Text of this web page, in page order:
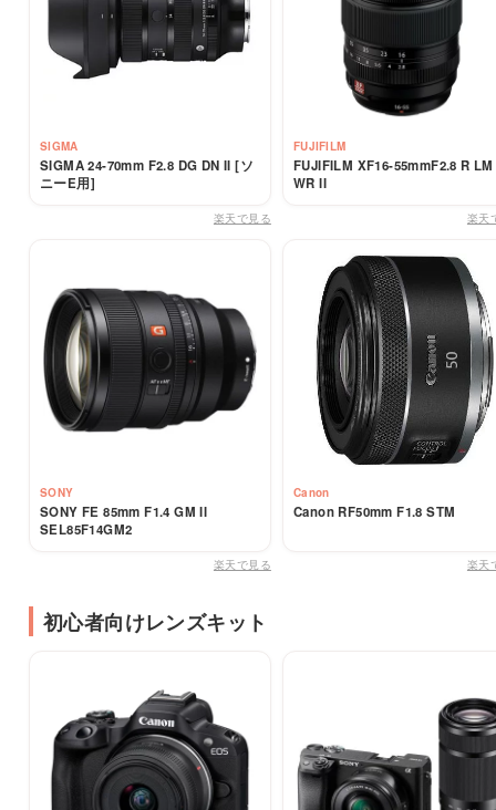
SIGMA
SIGMA 24-70mm F2.8 DG DN II [ソ
ニーE用]
楽天で見る
FUJIFILM
FUJIFILM XF16-55mmF2.8 R LM
WR II
楽天
SONY
SONY FE 85mm F1.4 GM II
SEL85F14GM2
楽天で見る
Canon
Canon RF50mm F1.8 STM
楽天
初心者向けレンズキット